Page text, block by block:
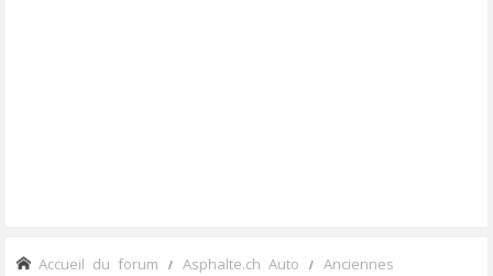
Accueil du forum Asphalte.ch Auto Anciennes